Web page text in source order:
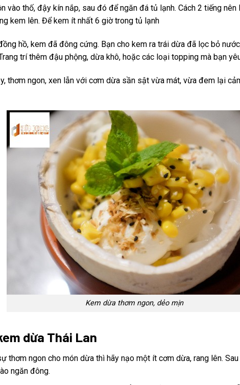
vào thố, đậy kín nắp, sau đó để ngăn đá tủ lạnh. Cách 2 tiếng
kem lên. Để kem ít nhất 6 giờ trong tủ lạnh
hồ, kem đã đông cứng. Bạn cho kem ra trái dừa đã lọc bỏ
trí thêm đậu phộng, dừa khô, hoặc các loại topping mà bạn
thơm ngon, xen lẫn với cơm dừa sần sật vừa mát, vừa đem lại
Kem dừa thơm ngon, dẻo mịn
dừa Thái Lan
thơm ngon cho món dừa thì hãy nạo một ít cơm dừa, rang lên.
ngăn đông.